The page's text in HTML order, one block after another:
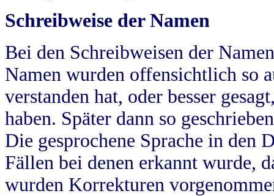
Schreibweise der Namen
Bei den Schreibweisen der
Namen wurden offensichtlich so
verstanden hat, oder besser
haben. Später dann so
Die gesprochene Sprache in
Fällen bei denen erkannt wurde,
wurden Korrekturen